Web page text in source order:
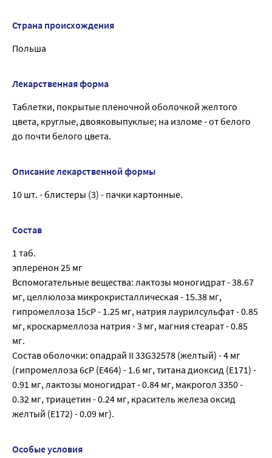
Страна происхождения
Польша
Лекарственная форма
Таблетки, покрытые пленочной оболочкой желтого
цвета, круглые, двояковыпуклые; на изломе - от белого
до почти белого цвета.
Описание лекарственной формы
10 шт. - блистеры (3) - пачки картонные.
Состав
1 таб.
эплеренон 25 мг
Вспомогательные вещества: лактозы моногидрат - 38.67
мг, целлюлоза микрокристаллическая - 15.38 мг,
гипромеллоза 15cP - 1.25 мг, натрия лаурилсульфат - 0.85
мг, кроскармеллоза натрия - 3 мг, магния стеарат - 0.85
мг.
Состав оболочки: опадрай II 33G32578 (желтый) - 4 мг
(гипромеллоза 6сР (Е464) - 1.6 мг, титана диоксид (Е171) -
0.91 мг, лактозы моногидрат - 0.84 мг, макрогол 3350 -
0.32 мг, триацетин - 0.24 мг, краситель железа оксид
желтый (Е172) - 0.09 мг).
Особые условия